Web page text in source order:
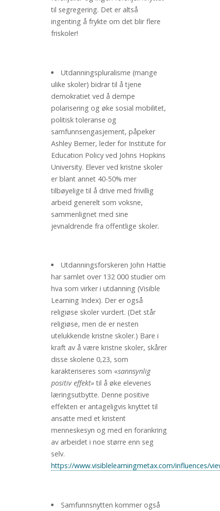
til segregering. Det er altså
ingenting å frykte om det blir flere
friskoler!
Utdanningspluralisme (mange
ulike skoler) bidrar til å tjene
demokratiet ved å dempe
polarisering og øke sosial mobilitet,
politisk toleranse og
samfunnsengasjement, påpeker
Ashley Berner, leder for Institute for
Education Policy ved Johns Hopkins
University. Elever ved kristne skoler
er blant annet 40-50% mer
tilbøyelige til å drive med frivillig
arbeid generelt som voksne,
sammenlignet med sine
jevnaldrende fra offentlige skoler.
Utdanningsforskeren John Hattie
har samlet over 132 000 studier om
hva som virker i utdanning (Visible
Learning Index). Der er også
religiøse skoler vurdert. (Det står
religiøse, men de er nesten
utelukkende kristne skoler.) Bare i
kraft av å være kristne skoler, skårer
disse skolene 0,23, som
karakteriseres som «sannsynlig
positiv effekt» til å øke elevenes
læringsutbytte. Denne positive
effekten er antageligvis knyttet til
ansatte med et kristent
menneskesyn og med en forankring
av arbeidet i noe større enn seg
selv.
https://www.visiblelearningmetax.com/influences/
Samfunnsnytten kommer også